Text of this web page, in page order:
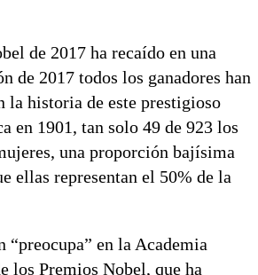
de 2017 ha recaído en una
de 2017 todos los ganadores han
la historia de este prestigioso
en 1901, tan solo 49 de 923 los
una proporción bajísima
ellas representan el 50% de la
“preocupa” en la Academia
los Premios Nobel, que ha